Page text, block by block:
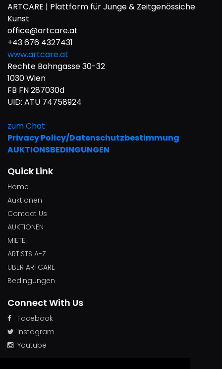
ARTCARE | Plattform für Junge & Zeitgenössiche
Kunst
office@artcare.at
+43 676 4327431
www.artcare.at
Rechte Bahngasse 30-32
1030 Wien
FB FN 287030d
UID: ATU 74758924
zum Chat
Privacy Policy/Datenschutzbestimmung
AUKTIONSBEDINGUNGEN
Quick Link
Home
Auktionen
Contact Us
AUKTIONEN
MIETE
ARTISTS A-Z
ÜBER ARTCARE
Bedingungen
Connect With Us
Facebook
Instagram
Youtube